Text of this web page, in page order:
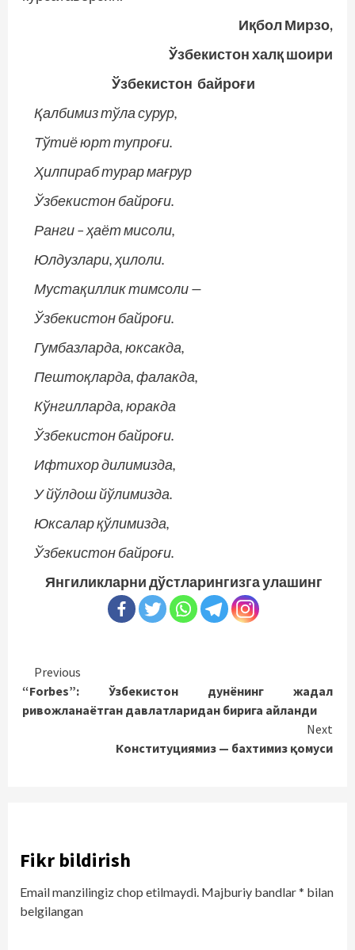
Иқбол Мирзо,
Ўзбекистон халқ шоири
Ўзбекистон байроғи
Қалбимиз тўла сурур,
Тўтиё юрт тупроғи.
Ҳилпираб турар мағрур
Ўзбекистон байроғи.
Ранги – ҳаёт мисоли,
Юлдузлари, ҳилоли.
Мустақиллик тимсоли —
Ўзбекистон байроғи.
Гумбазларда, юксакда,
Пештоқларда, фалакда,
Кўнгилларда, юракда
Ўзбекистон байроғи.
Ифтихор дилимизда,
У йўлдош йўлимизда.
Юксалар қўлимизда,
Ўзбекистон байроғи.
Янгиликларни дўстларингизга улашинг
Continue
Reading
Previous
“Forbes”: Ўзбекистон дунёнинг жадал
ривожланаётган давлатларидан бирига айланди
Next
Конституциямиз — бахтимиз қомуси
Fikr bildirish
Email manzilingiz chop etilmaydi. Majburiy bandlar* bilan
belgilangan